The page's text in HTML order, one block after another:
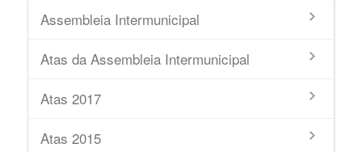
Assembleia Intermunicipal
Atas da Assembleia Intermunicipal
Atas 2017
Atas 2015